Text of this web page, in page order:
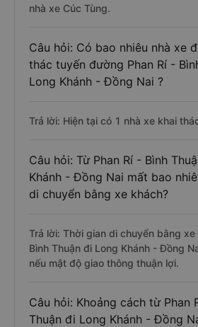
nhà xe Cúc Tùng.
Câu hỏi: Có bao nhiêu nhà xe
thác tuyến đường Phan Rí -
Long Khánh - Đồng Nai ?
Trả lời: Hiện tại có 1 nhà xe khai
Câu hỏi: Từ Phan Rí - Bình
Khánh - Đồng Nai mất bao
di chuyển bằng xe khách?
Trả lời: Thời gian di chuyển bằng
Bình Thuận đi Long Khánh - Đồng
nếu mật độ giao thông thuận lợi.
Câu hỏi: Khoảng cách từ Phan
Thuận đi Long Khánh - Đồng